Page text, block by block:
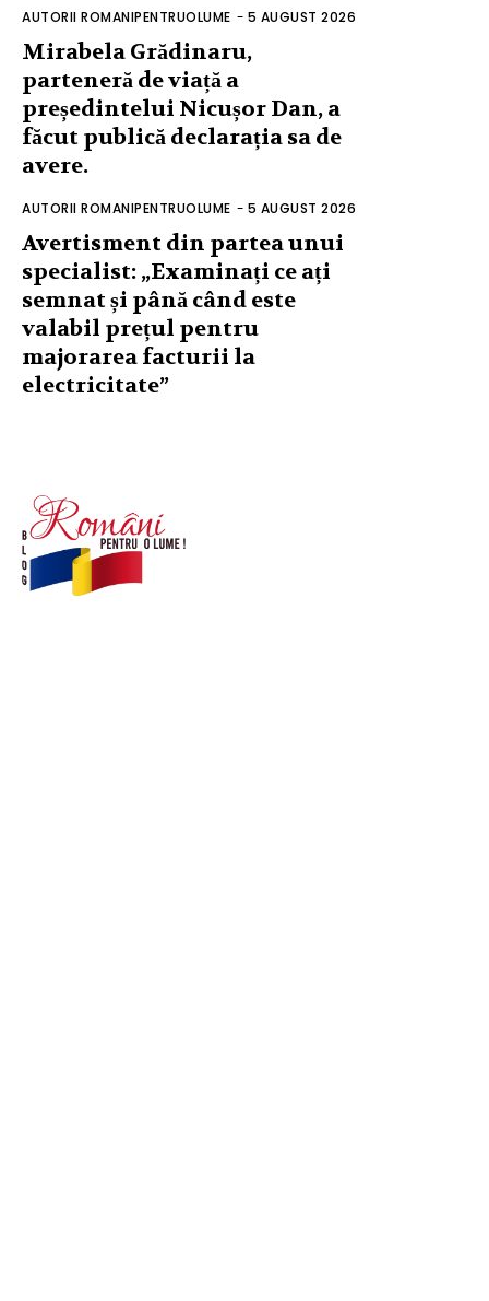
AUTORII ROMANIPENTRUOLUME - 5 AUGUST 2026
Mirabela Grădinaru,
parteneră de viață a
președintelui Nicușor Dan, a
făcut publică declarația sa de
avere.
AUTORII ROMANIPENTRUOLUME - 5 AUGUST 2026
Avertisment din partea unui
specialist: „Examinați ce ați
semnat și până când este
valabil prețul pentru
majorarea facturii la
electricitate”